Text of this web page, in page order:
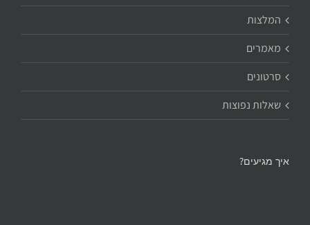
המלצות
מאמרים
סרטונים
שאלות נפוצות
איך מגיעים?